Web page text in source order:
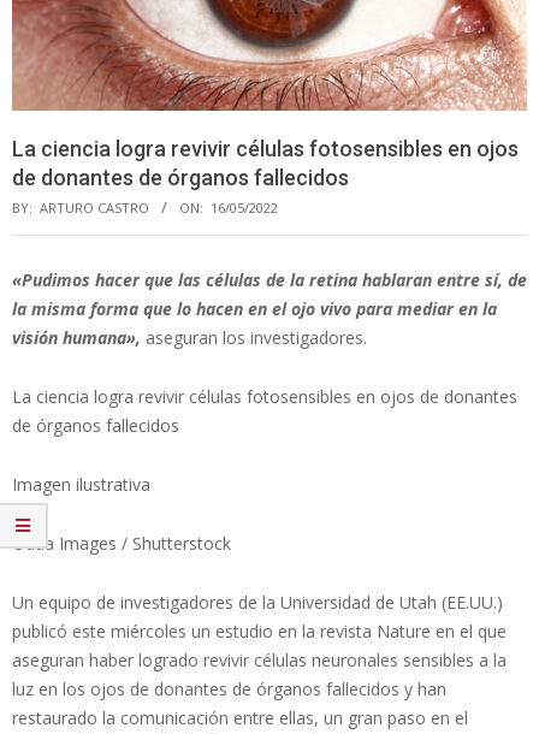
La ciencia logra revivir células fotosensibles en ojos
de donantes de órganos fallecidos
BY: ARTURO CASTRO ON: 16/05/2022
«Pudimos hacer que las células de la retina hablaran entre sí, de
la misma forma que lo hacen en el ojo vivo para mediar en la
visión humana», aseguran los investigadores.
La ciencia logra revivir células fotosensibles en ojos de donantes
de órganos fallecidos
Imagen ilustrativa
Odua Images / Shutterstock
Un equipo de investigadores de la Universidad de Utah (EE.UU.)
publicó este miércoles un estudio en la revista Nature en el que
aseguran haber logrado revivir células neuronales sensibles a la
luz en los ojos de donantes de órganos fallecidos y han
restaurado la comunicación entre ellas, un gran paso en el